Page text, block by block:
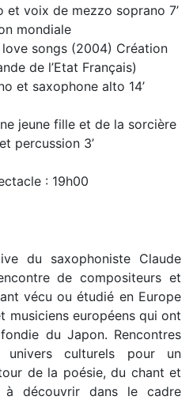
et voix de mezzo soprano 7’
mondiale
love songs (2004) Création
de l’Etat Français)
et saxophone alto 14’
jeune fille et de la sorcière
percussion 3’
: 19h00
du saxophoniste Claude
de compositeurs et
vécu ou étudié en Europe
musiciens européens qui ont
du Japon. Rencontres
univers culturels pour un
de la poésie, du chant et
à découvrir dans le cadre